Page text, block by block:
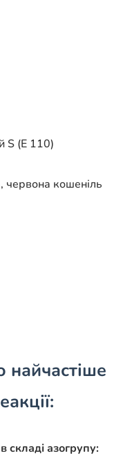
S (Е 110)
червона кошеніль
найчастіше
складі азогрупу: